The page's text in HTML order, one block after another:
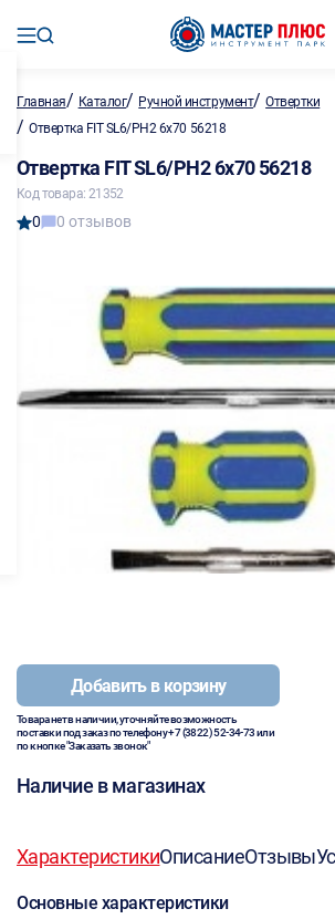
Главная/ Каталог/ Ручной инструмент/Отвертки
/ Отвертка FIT SL6/PH2 6х70 56218
Отвертка FIT SL6/PH2 6х70 56218
Код товара: 21352
0 0 отзывов
Добавить в корзину
Товара нет в наличии, уточняйте возможность
поставки под заказ по телефону+7 (3822) 52-34-73или
по кнопке "Заказать звонок"
Наличие в магазинах
ХарактеристикиОписаниеОтзывы
Основные характеристики